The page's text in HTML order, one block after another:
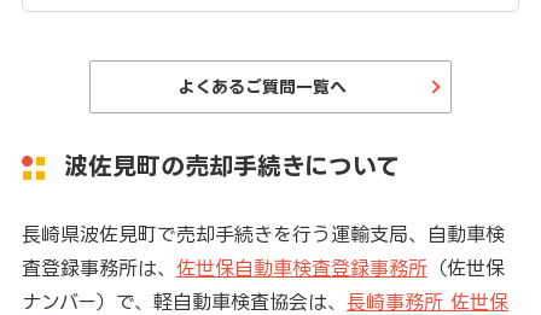
よくあるご質問一覧へ
波佐見町の売却手続きについて
長崎県波佐見町で売却手続きを行う運輸支局、自動車検
査登録事務所は、 佐世保自動車検査登録事務所（佐世保
ナンバー）で、軽自動車検査協会は、 長崎事務所 佐世保